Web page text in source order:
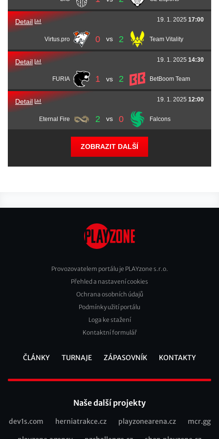
Kool
Detail
Virtus.pro 0 vs 2 Team Vitality
19. 1. 2025 17:00
Detail
FURIA 1 vs 2 BetBoom Team
19. 1. 2025 14:30
Detail
Eternal Fire 2 vs 0 Falcons
19. 1. 2025 12:00
ZOBRAZIT DALŠÍ
Footer
Provozovatelem portálu je PLAYzone s.r.o.
Přehled a nastavení cookies
Ochrana osobních údajů
Podmínky užití portálu
Loga ke stažení
Kontaktní formulář
ČLÁNKY TURNAJE ZÁPASOVNÍK KONTAKTY
Naše další projekty
dev1s.com herniatrakce.cz playzonearena.cz mcr.gg